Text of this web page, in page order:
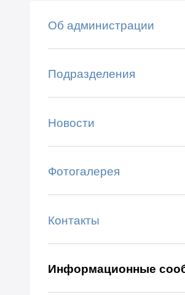
Об администрации
Подразделения
Новости
Фотогалерея
Контакты
Информационные